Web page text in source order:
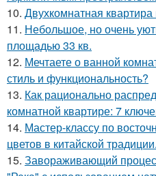
10. Двухкомнатная
11. Небольшое, но очень
площадью 33 кв.
12. Мечтаете о ванной
стиль и функциональность?
13. Как рационально
комнатной квартире: 7
14. Мастер-классу по
цветов в китайской традиции.
15. Завораживающий